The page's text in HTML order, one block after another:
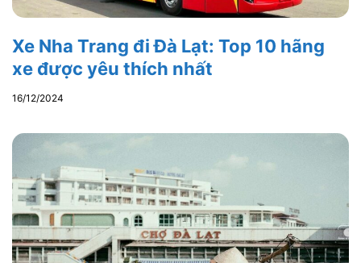
Xe Nha Trang đi Đà Lạt: Top 10 hãng
xe được yêu thích nhất
16/12/2024